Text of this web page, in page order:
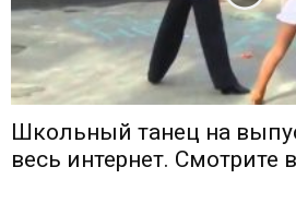
Школьный танец на
весь интернет. Смотрите